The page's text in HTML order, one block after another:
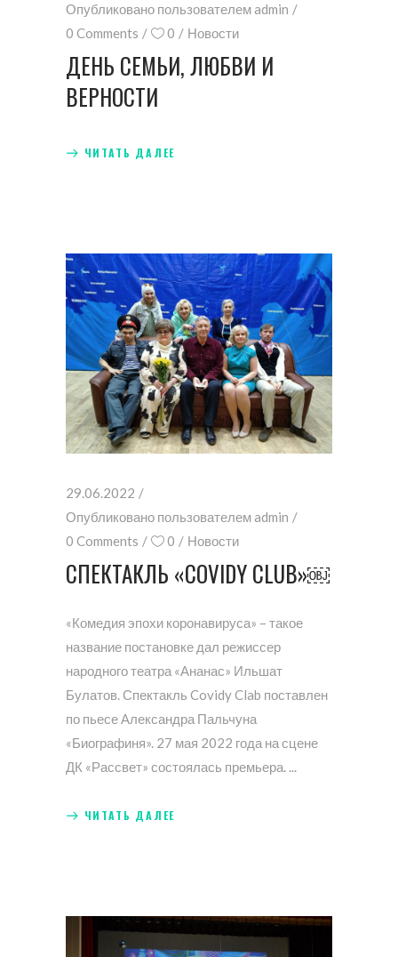
Опубликовано пользователемadmin
0 Comments
0 Новости
ДЕНЬ СЕМЬИ, ЛЮБВИ И
ВЕРНОСТИ
ЧИТАТЬ ДАЛЕЕ
29.06.2022
Опубликовано пользователемadmin
0 Comments
0 Новости
СПЕКТАКЛЬ «COVIDY CLUB»￼
«Комедия эпохи коронавируса» – такое
название постановке дал режиссер
народного театра «Ананас» Ильшат
Булатов. Спектакль Covidy Clab поставлен
по пьесе Александра Пальчуна
«Биографиня». 27 мая 2022 года на сцене
ДК «Рассвет» состоялась премьера.
ЧИТАТЬ ДАЛЕЕ